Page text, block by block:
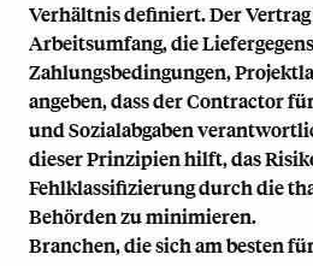
Verhältnis definiert. Der
Arbeitsumfang, die
Zahlungsbedingungen,
angeben, dass der Contractor
und Sozialabgaben
dieser Prinzipien hilft, das
Fehlklassifizierung durch die
Behörden zu minimieren.
Branchen, die sich am besten